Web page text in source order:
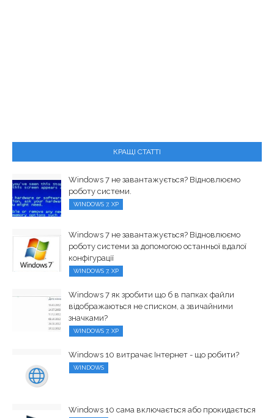
КРАЩІ СТАТТІ
Windows 7 не завантажується? Відновлюємо
роботу системи.
WINDOWS 7, XP
Windows 7 не завантажується? Відновлюємо
роботу системи за допомогою останньої вдалої
конфігурації
WINDOWS 7, XP
Windows 7 як зробити що б в папках файли
відображаються не списком, а звичайними
значками?
WINDOWS 7, XP
Windows 10 витрачає Інтернет - що робити?
WINDOWS
Windows 10 сама включається або прокидається